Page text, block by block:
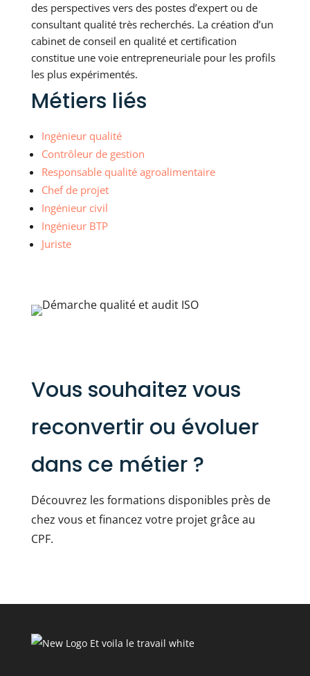
des perspectives vers des postes d’expert ou de
consultant qualité très recherchés. La création d’un
cabinet de conseil en qualité et certification
constitue une voie entrepreneuriale pour les profils
les plus expérimentés.
Métiers liés
Ingénieur qualité
Contrôleur de gestion
Responsable qualité agroalimentaire
Chef de projet
Ingénieur civil
Ingénieur BTP
Juriste
Vous souhaitez vous
reconvertir ou évoluer
dans ce métier ?
Découvrez les formations disponibles près de
chez vous et financez votre projet grâce au
CPF.